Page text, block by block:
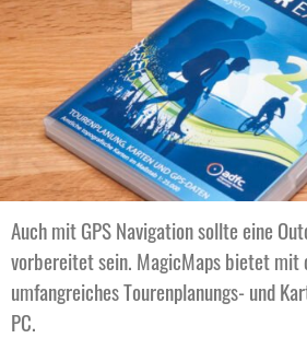
Auch mit GPS Navigation sollte eine
vorbereitet sein. MagicMaps bietet mit
umfangreiches Tourenplanungs- und
PC.